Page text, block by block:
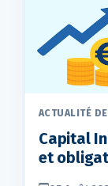
ACTUALITÉ
Capital
et